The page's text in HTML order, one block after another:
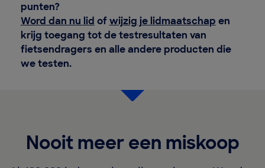
punten?
Word dan nu lid of wijzig je lidmaatschap en
krijg toegang tot de testresultaten van
fietsendragers en alle andere producten die
we testen.
Nooit meer een miskoop